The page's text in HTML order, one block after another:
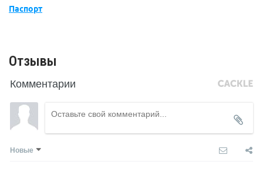
Паспорт
Отзывы
Комментарии
Новые